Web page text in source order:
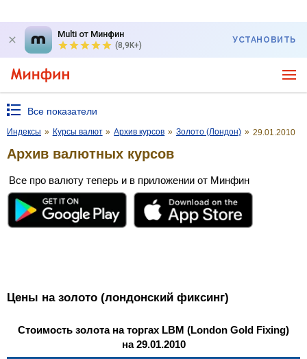
Multi от Минфин
(8,9K+)
УСТАНОВИТЬ
Все показатели
Индексы » Курсы валют » Архив курсов » Золото (Лондон) » 29.01.2010
Архив валютных курсов
Все про валюту теперь и в приложении от Минфин
Цены на золото (лондонский фиксинг)
Стоимость золота на торгах LBM (London Gold Fixing)
на 29.01.2010